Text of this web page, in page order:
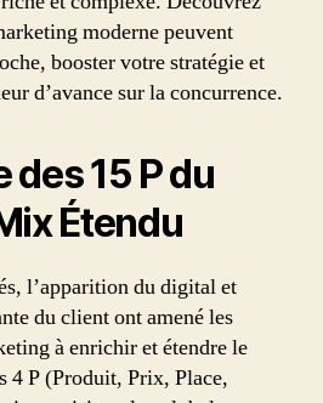
moderne peuvent
booster votre stratégie et
d’avance sur la concurrence.
15 P du
Étendu
l’apparition du digital et
du client ont amené les
à enrichir et étendre le
4 P (Produit, Prix, Place,